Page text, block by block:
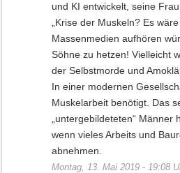
und KI entwickelt, seine
„Krise der Muskeln? Es
Massenmedien aufhören
Söhne zu hetzen! Vielleicht
der Selbstmorde und
In einer modernen
Muskelarbeit benötigt. Das
„untergebildeteten“ Männer
wenn vieles Arbeits und
abnehmen.
Montag, 13. Mai 2019 - 19:08